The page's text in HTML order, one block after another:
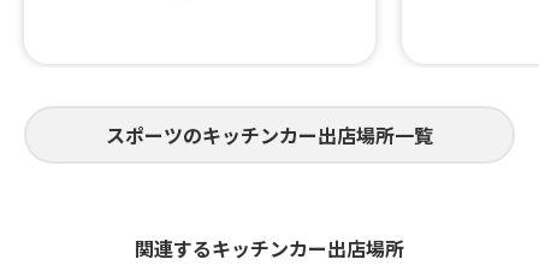
スポーツのキッチンカー出店場所一覧
関連するキッチンカー出店場所